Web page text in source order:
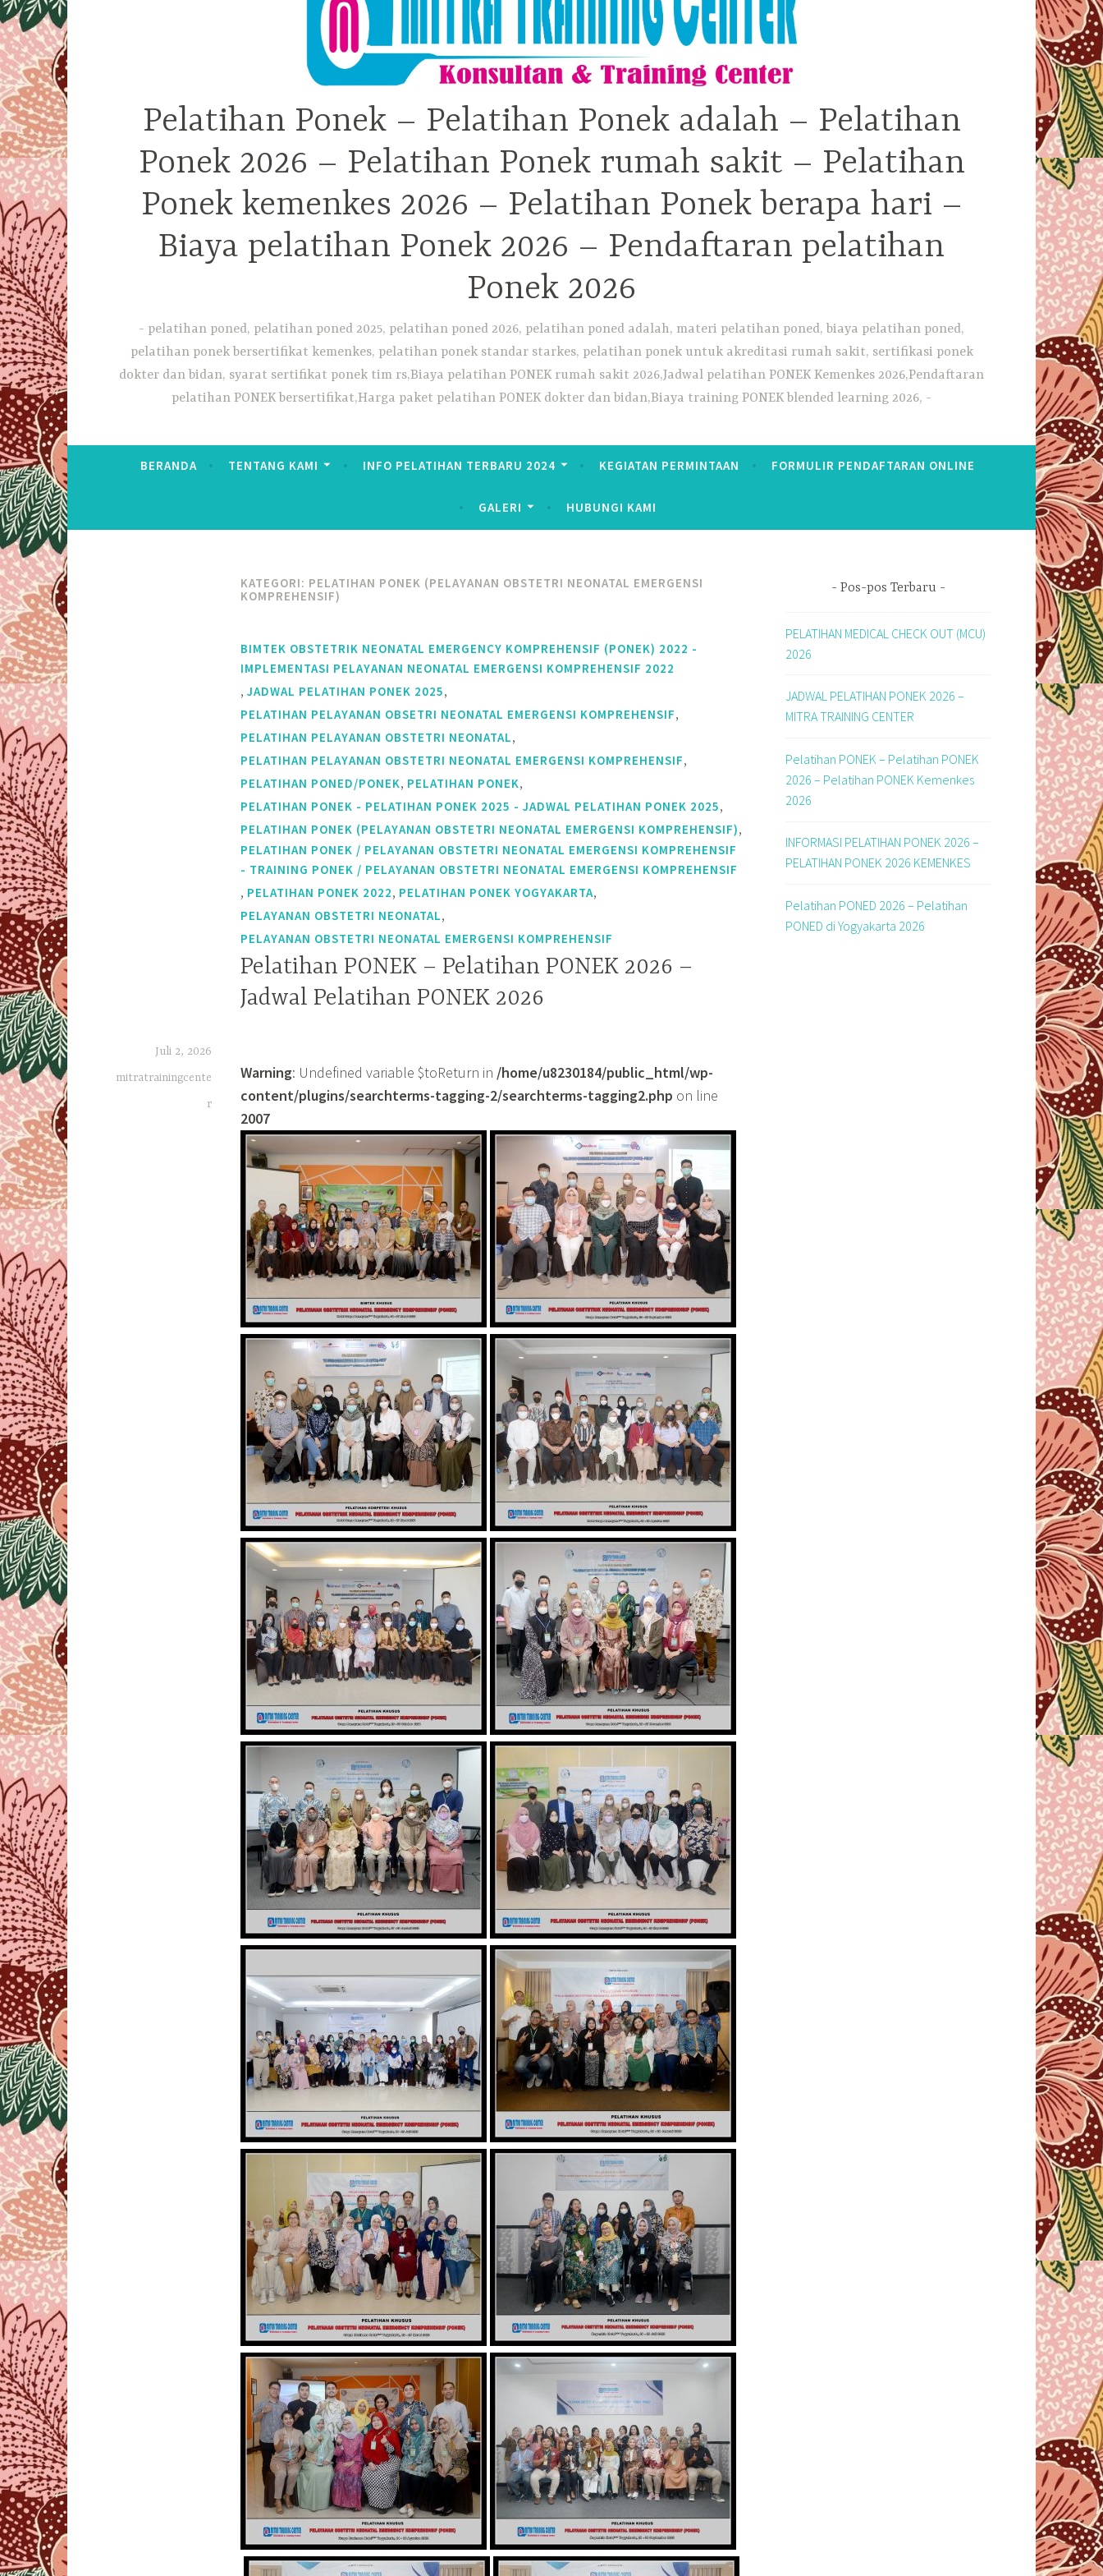
Pelatihan Ponek – Pelatihan Ponek adalah – Pelatihan
Ponek 2026 – Pelatihan Ponek rumah sakit – Pelatihan
Ponek kemenkes 2026 – Pelatihan Ponek berapa hari –
Biaya pelatihan Ponek 2026 – Pendaftaran pelatihan
Ponek 2026
pelatihan poned, pelatihan poned 2025, pelatihan poned 2026, pelatihan poned adalah, materi pelatihan poned, biaya pelatihan poned,
pelatihan ponek bersertifikat kemenkes, pelatihan ponek standar starkes, pelatihan ponek untuk akreditasi rumah sakit, sertifikasi ponek
dokter dan bidan, syarat sertifikat ponek tim rs,Biaya pelatihan PONEK rumah sakit 2026,Jadwal pelatihan PONEK Kemenkes 2026,Pendaftaran
pelatihan PONEK bersertifikat,Harga paket pelatihan PONEK dokter dan bidan,Biaya training PONEK blended learning 2026,
BERANDA TENTANG KAMI INFO PELATIHAN TERBARU 2024 KEGIATAN PERMINTAAN FORMULIR PENDAFTARAN ONLINE
GALERI HUBUNGI KAMI
KATEGORI: PELATIHAN PONEK (PELAYANAN OBSTETRI NEONATAL EMERGENSI
KOMPREHENSIF)
BIMTEK OBSTETRIK NEONATAL EMERGENCY KOMPREHENSIF (PONEK) 2022 -
IMPLEMENTASI PELAYANAN NEONATAL EMERGENSI KOMPREHENSIF 2022
, JADWAL PELATIHAN PONEK 2025,
PELATIHAN PELAYANAN OBSETRI NEONATAL EMERGENSI KOMPREHENSIF,
PELATIHAN PELAYANAN OBSTETRI NEONATAL,
PELATIHAN PELAYANAN OBSTETRI NEONATAL EMERGENSI KOMPREHENSIF,
PELATIHAN PONED/PONEK, PELATIHAN PONEK,
PELATIHAN PONEK - PELATIHAN PONEK 2025 - JADWAL PELATIHAN PONEK 2025,
PELATIHAN PONEK (PELAYANAN OBSTETRI NEONATAL EMERGENSI KOMPREHENSIF),
PELATIHAN PONEK / PELAYANAN OBSTETRI NEONATAL EMERGENSI KOMPREHENSIF
- TRAINING PONEK / PELAYANAN OBSTETRI NEONATAL EMERGENSI KOMPREHENSIF
, PELATIHAN PONEK 2022, PELATIHAN PONEK YOGYAKARTA,
PELAYANAN OBSTETRI NEONATAL,
PELAYANAN OBSTETRI NEONATAL EMERGENSI KOMPREHENSIF
Pelatihan PONEK – Pelatihan PONEK 2026 –
Jadwal Pelatihan PONEK 2026
Juli 2, 2026
mitratrainingcente
r
Warning: Undefined variable $toReturn in /home/u8230184/public_html/wp-
content/plugins/searchterms-tagging-2/searchterms-tagging2.php on line
2007
Pos-pos Terbaru
PELATIHAN MEDICAL CHECK OUT (MCU)
2026
JADWAL PELATIHAN PONEK 2026 –
MITRA TRAINING CENTER
Pelatihan PONEK – Pelatihan PONEK
2026 – Pelatihan PONEK Kemenkes
2026
INFORMASI PELATIHAN PONEK 2026 –
PELATIHAN PONEK 2026 KEMENKES
Pelatihan PONED 2026 – Pelatihan
PONED di Yogyakarta 2026